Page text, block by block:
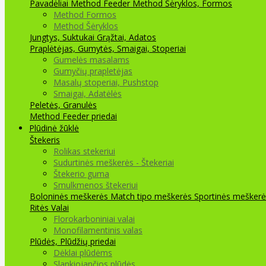
Pavadėliai Method Feeder Method Šėryklos, Formos
Method Formos
Method Šėryklos
Jungtys, Suktukai Grąžtai, Adatos
Praplėtėjas, Gumytės, Smaigai, Stoperiai
Gumelės masalams
Gumyčių prapletėjas
Masalų stoperiai, Pushstop
Smaigai, Adatėlės
Peletės, Granulės
Method Feeder priedai
Plūdinė žūklė
Štekeris
Rolikas stekeriui
Sudurtinės meškerės - Štekeriai
Štekerio guma
Smulkmenos štekeriui
Boloninės meškerės Match tipo meškerės Sportinės
Ritės Valai
Florokarboniniai valai
Monofilamentinis valas
Plūdės, Plūdžių priedai
Dėklai plūdėms
Slankiojančios plūdės